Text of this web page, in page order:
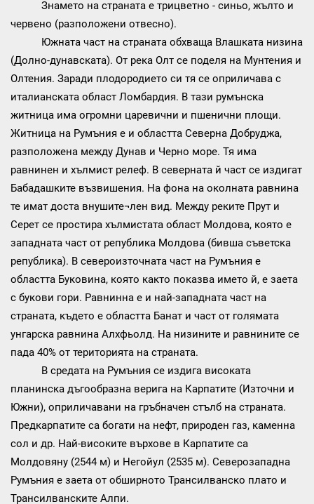
Знамето на страната е трицветно - синьо, жълто и
червено (разположени отвесно).
Южната част на страната обхваща Влашката низина
(Долно-дунавската). От река Олт се поделя на Мунтения и
Олтения. Заради плодородието си тя се оприличава с
италианската област Ломбардия. В тази румънска
житница има огромни царевични и пшенични площи.
Житница на Румъния е и областта Северна Добруджа,
разположена между Дунав и Черно море. Тя има
равнинен и хълмист релеф. В северната й част се издигат
Бабадашките възвишения. На фона на околната равнина
те имат доста внушите¬лен вид. Между реките Прут и
Серет се простира хълмистата област Молдова, която е
западната част от република Молдова (бивша съветска
република). В североизточната част на Румъния е
областта Буковина, която както показва името й, е заета
с букови гори. Равнинна е и най-западната част на
страната, където е областта Банат и част от голямата
унгарска равнина Алхфьолд. На низините и равнините се
пада 40% от територията на страната.
В средата на Румъния се издига високата
планинска дъгообразна верига на Карпатите (Източни и
Южни), оприличавани на гръбначен стълб на страната.
Предкарпатите са богати на нефт, природен газ, каменна
сол и др. Най-високите върхове в Карпатите са
Молдовяну (2544 м) и Негойул (2535 м). Северозападна
Румъния е заета от обширното Трансилванско плато и
Трансилванските Алпи.